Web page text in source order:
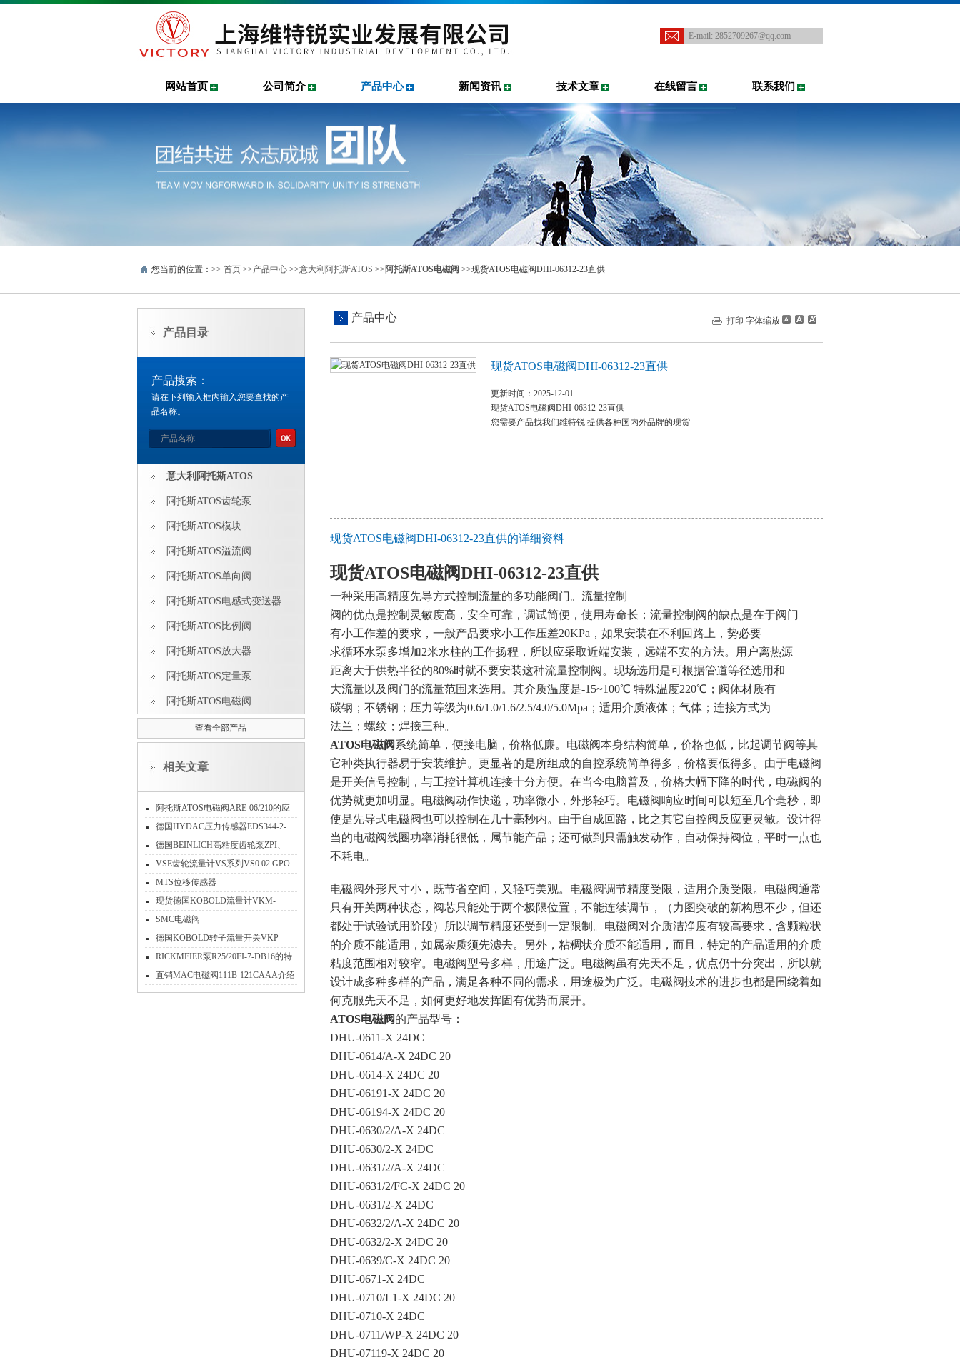
E-mail: 2852709267@qq.com
网站首页 公司简介 产品中心 新闻资讯 技术文章 在线留言 联系我们
您当前的位置：>> 首页 >>产品中心 >>意大利阿托斯ATOS >> 阿托斯ATOS电磁阀 >>现货ATOS电磁阀DHI-06312-23直供
产品目录
产品搜索：
请在下列输入框内输入您要查找的产
品名称。
意大利阿托斯ATOS
阿托斯ATOS齿轮泵
阿托斯ATOS模块
阿托斯ATOS溢流阀
阿托斯ATOS单向阀
阿托斯ATOS电感式变送器
阿托斯ATOS比例阀
阿托斯ATOS放大器
阿托斯ATOS定量泵
阿托斯ATOS电磁阀
查看全部产品
相关文章
阿托斯ATOS电磁阀ARE-06/210的应
用
德国HYDAC压力传感器EDS344-2-
250-Y00产品介绍
德国BEINLICH高粘度齿轮泵ZPI、
ZPA、ZPD 、ZPDA 系列对比性能区
别注意事项
VSE齿轮流量计VS系列VS0.02 GPO
12V-10-28VDC
MTS位移传感器
RHM0690MP101S3B6105测量技术
现货德国KOBOLD流量计VKM-
7109K04R25T工作原理特点分析
SMC电磁阀
德国KOBOLD转子流量开关VKP-
2075R25S功能范围工作原理
RICKMEIER泵R25/20FI-7-DB16的特
点
直销MAC电磁阀111B-121CAAA介绍
产品中心 打印 字体缩放
现货ATOS电磁阀DHI-06312-23直供
更新时间：2025-12-01
现货ATOS电磁阀DHI-06312-23直供
您需要产品找我们维特锐 提供各种国内外品牌的现货
现货ATOS电磁阀DHI-06312-23直供的详细资料
现货ATOS电磁阀DHI-06312-23直供
一种采用高精度先导方式控制流量的多功能阀门。流量控制
阀的优点是控制灵敏度高，安全可靠，调试简便，使用寿命长；流量控制阀的缺点是在于阀门
有小工作差的要求，一般产品要求小工作压差20KPa，如果安装在不利回路上，势必要
求循环水泵多增加2米水柱的工作扬程，所以应采取近端安装，远端不安的方法。用户离热源
距离大于供热半径的80%时就不要安装这种流量控制阀。现场选用是可根据管道等径选用和
大流量以及阀门的流量范围来选用。其介质温度是-15~100℃ 特殊温度220℃；阀体材质有
碳钢；不锈钢；压力等级为0.6/1.0/1.6/2.5/4.0/5.0Mpa；适用介质液体；气体；连接方式为
法兰；螺纹；焊接三种。
ATOS电磁阀系统简单，便接电脑，价格低廉。电磁阀本身结构简单，价格也低，比起调节阀等其
它种类执行器易于安装维护。更显著的是所组成的自控系统简单得多，价格要低得多。由于电磁阀
是开关信号控制，与工控计算机连接十分方便。在当今电脑普及，价格大幅下降的时代，电磁阀的
优势就更加明显。电磁阀动作快递，功率微小，外形轻巧。电磁阀响应时间可以短至几个毫秒，即
使是先导式电磁阀也可以控制在几十毫秒内。由于自成回路，比之其它自控阀反应更灵敏。设计得
当的电磁阀线圈功率消耗很低，属节能产品；还可做到只需触发动作，自动保持阀位，平时一点也
不耗电。
电磁阀外形尺寸小，既节省空间，又轻巧美观。电磁阀调节精度受限，适用介质受限。电磁阀通常
只有开关两种状态，阀芯只能处于两个极限位置，不能连续调节，（力图突破的新构思不少，但还
都处于试验试用阶段）所以调节精度还受到一定限制。电磁阀对介质洁净度有较高要求，含颗粒状
的介质不能适用，如属杂质须先滤去。另外，粘稠状介质不能适用，而且，特定的产品适用的介质
粘度范围相对较窄。电磁阀型号多样，用途广泛。电磁阀虽有先天不足，优点仍十分突出，所以就
设计成多种多样的产品，满足各种不同的需求，用途极为广泛。电磁阀技术的进步也都是围绕着如
何克服先天不足，如何更好地发挥固有优势而展开。
ATOS电磁阀的产品型号：
DHU-0611-X 24DC
DHU-0614/A-X 24DC 20
DHU-0614-X 24DC 20
DHU-06191-X 24DC 20
DHU-06194-X 24DC 20
DHU-0630/2/A-X 24DC
DHU-0630/2-X 24DC
DHU-0631/2/A-X 24DC
DHU-0631/2/FC-X 24DC 20
DHU-0631/2-X 24DC
DHU-0632/2/A-X 24DC 20
DHU-0632/2-X 24DC 20
DHU-0639/C-X 24DC 20
DHU-0671-X 24DC
DHU-0710/L1-X 24DC 20
DHU-0710-X 24DC
DHU-0711/WP-X 24DC 20
DHU-07119-X 24DC 20